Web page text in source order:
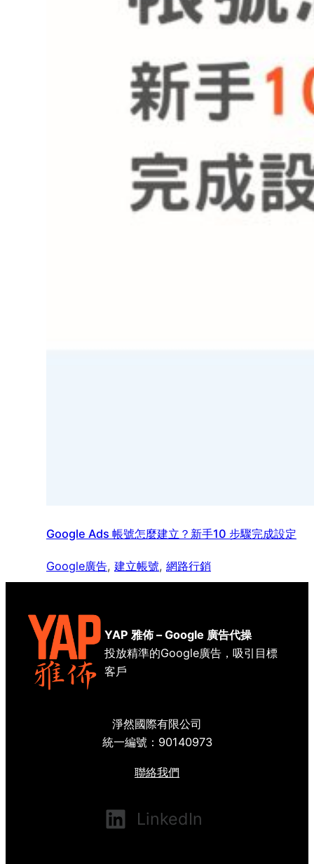
Google Ads 帳號怎麼建立？新手10 步驟完成設定
Google廣告, 建立帳號, 網路行銷
YAP 雅佈 – Google 廣告代操
投放精準的Google廣告，吸引目標
客戶
淨然國際有限公司
統一編號：90140973
聯絡我們
LinkedIn